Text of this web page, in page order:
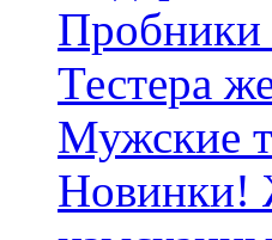
Пробники
Тестера
Мужские
Новинки!